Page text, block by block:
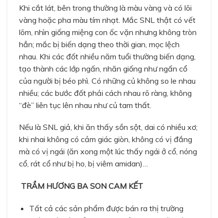
Khi cắt lát, bên trong thường là màu vàng và có lõi
vàng hoặc pha màu tím nhạt. Mắc SNL thật có vết
lõm, nhìn giống miệng con ốc vặn nhưng không tròn
hẳn; mắc bị biến dạng theo thời gian, mọc lệch
nhau. Khi các đốt nhiều năm tuổi thường biến dạng,
tạo thành các lớp ngấn, nhăn giống như ngấn cổ
của người bị béo phì. Có những củ không so le nhau
nhiều; các bước đốt phải cách nhau rõ ràng, không
“đè” liên tục lên nhau như củ tam thất.
Nếu là SNL giả, khi ăn thấy sồn sột, dai có nhiều xơ;
khi nhai không có cảm giác giòn, không có vị đắng
mà có vị ngái (ăn xong một lúc thấy ngái ở cổ, nóng
cổ, rát cổ như bị ho, bị viêm amidan)…
TRẦM HƯƠNG BA SON CAM KẾT
Tất cả các sản phẩm được bán ra thị trường